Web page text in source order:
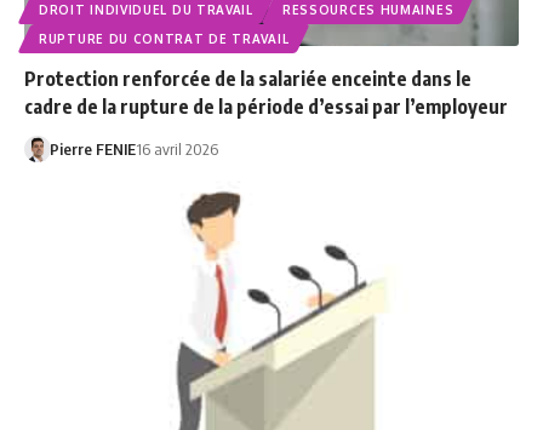
DROIT INDIVIDUEL DU TRAVAIL
RESSOURCES HUMAINES
RUPTURE DU CONTRAT DE TRAVAIL
Protection renforcée de la salariée enceinte dans le
cadre de la rupture de la période d’essai par l’employeur
Pierre FENIE16 avril 2026